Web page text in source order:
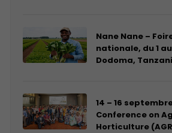
Nane Nane –
nationale, du 1
Dodoma,
14 – 16
Conference on
Horticulture